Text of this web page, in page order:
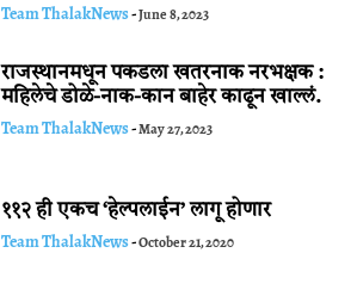
Team ThalakNews-June 8, 2023
राजस्थानमधून पकडला खतरनाक नरभक्षक :
महिलेचे डोळे-नाक-कान बाहेर काढून खाल्लं.
Team ThalakNews-May 27, 2023
११२ ही एकच ‘हेल्पलाईन’ लागू होणार
Team ThalakNews-October 21, 2020